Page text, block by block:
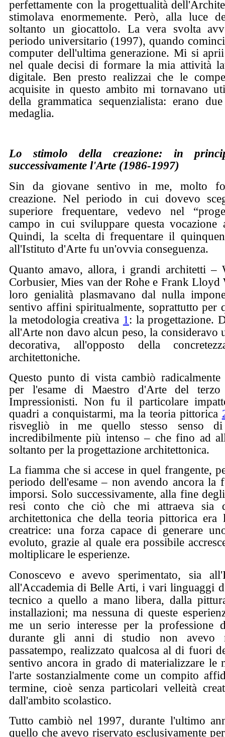
perfettamente con la progettualità
stimolava enormemente. Però, alla luce
soltanto un giocattolo. La vera svolta
periodo universitario (1997), quando
computer dell'ultima generazione. Mi si
nel quale decisi di formare la mia attività
digitale. Ben presto realizzai che le
acquisite in questo ambito mi tornavano
della grammatica sequenzialista: erano
medaglia.
Lo stimolo della creazione: in
successivamente l'Arte (1986-1997)
Sin da giovane sentivo in me, molto
creazione. Nel periodo in cui dovevo
superiore frequentare, vedevo nel
campo in cui sviluppare questa vocazione
Quindi, la scelta di frequentare il
all'Istituto d'Arte fu un'ovvia conseguenza.
Quanto amavo, allora, i grandi architetti –
Corbusier, Mies van der Rohe e Frank Lloyd
loro genialità plasmavano dal nulla
sentivo affini spiritualmente, soprattutto per
la metodologia creativa 1: la progettazione.
all'Arte non davo alcun peso, la consideravo
decorativa, all'opposto della
architettoniche.
Questo punto di vista cambiò radicalmente
per l'esame di Maestro d'Arte del
Impressionisti. Non fu il particolare
quadri a conquistarmi, ma la teoria pittorica
risvegliò in me quello stesso senso
incredibilmente più intenso – che fino ad
soltanto per la progettazione architettonica.
La fiamma che si accese in quel frangente,
periodo dell'esame – non avendo ancora la
imporsi. Solo successivamente, alla fine
resi conto che ciò che mi attraeva sia
architettonica che della teoria pittorica era
creatrice: una forza capace di generare
evoluto, grazie al quale era possibile
moltiplicare le esperienze.
Conoscevo e avevo sperimentato, sia
all'Accademia di Belle Arti, i vari linguaggi
tecnico a quello a mano libera, dalla
installazioni; ma nessuna di queste
me un serio interesse per la professione
durante gli anni di studio non avevo
passatempo, realizzato qualcosa al di fuori
sentivo ancora in grado di materializzare
l'arte sostanzialmente come un compito
termine, cioè senza particolari velleità
dall'ambito scolastico.
Tutto cambiò nel 1997, durante l'ultimo
quello che avevo riservato esclusivamente